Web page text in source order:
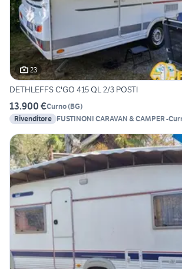
23
DETHLEFFS C'GO 415 QL 2/3 POSTI
13.900 €Curno(BG)
Rivenditore FUSTINONI CARAVAN & CAMPER -